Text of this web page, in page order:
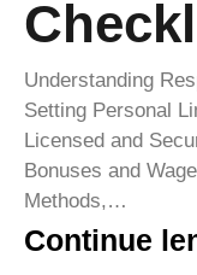
Understanding
Setting Personal
Licensed and
Bonuses and
Methods,…
Continue